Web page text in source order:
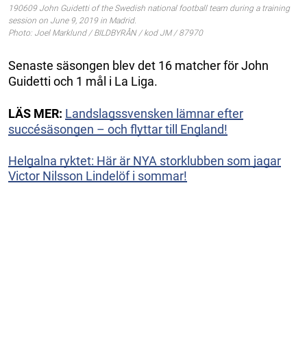
190609 John Guidetti of the Swedish national football team during a training
session on June 9, 2019 in Madrid.
Photo: Joel Marklund / BILDBYRÅN / kod JM / 87970
Senaste säsongen blev det 16 matcher för John
Guidetti och 1 mål i La Liga.
LÄS MER: Landslagssvensken lämnar efter
succésäsongen – och flyttar till England!
Helgalna ryktet: Här är NYA storklubben som jagar
Victor Nilsson Lindelöf i sommar!